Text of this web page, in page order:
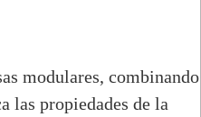
modulares, combinando
las propiedades de la